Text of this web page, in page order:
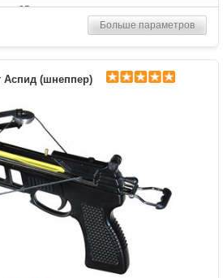
25
12,7 дюймов (32,3 см)
42
0.73
Развлечение
алюминиевая рукоять, фиберглассовые
плечи, стремя
Больше параметров
Аспид (шнеппер)